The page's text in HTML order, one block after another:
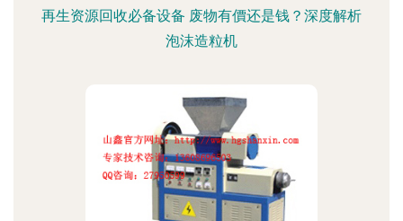
再生资源回收必备设备 废物有價还是钱？深度解析
泡沫造粒机